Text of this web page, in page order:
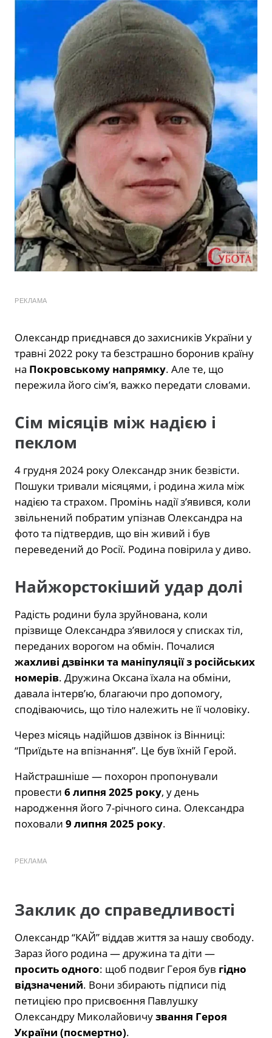
РЕКЛАМА
Олександр приєднався до захисників України у
травні 2022 року та безстрашно боронив країну
на Покровському напрямку. Але те, що
пережила його сім’я, важко передати словами.
Сім місяців між надією і
пеклом
4 грудня 2024 року Олександр зник безвісти.
Пошуки тривали місяцями, і родина жила між
надією та страхом. Промінь надії з’явився, коли
звільнений побратим упізнав Олександра на
фото та підтвердив, що він живий і був
переведений до Росії. Родина повірила у диво.
Найжорстокіший удар долі
Радість родини була зруйнована, коли
прізвище Олександра з’явилося у списках тіл,
переданих ворогом на обмін. Почалися
жахливі дзвінки та маніпуляції з російських
номерів. Дружина Оксана їхала на обміни,
давала інтерв’ю, благаючи про допомогу,
сподіваючись, що тіло належить не її чоловіку.
Через місяць надійшов дзвінок із Вінниці:
“Приїдьте на впізнання”. Це був їхній Герой.
Найстрашніше — похорон пропонували
провести 6 липня 2025 року, у день
народження його 7-річного сина. Олександра
поховали 9 липня 2025 року.
РЕКЛАМА
Заклик до справедливості
Олександр “КАЙ” віддав життя за нашу свободу.
Зараз його родина — дружина та діти —
просить одного: щоб подвиг Героя був гідно
відзначений. Вони збирають підписи під
петицією про присвоєння Павлушку
Олександру Миколайовичузвання Героя
України (посмертно).